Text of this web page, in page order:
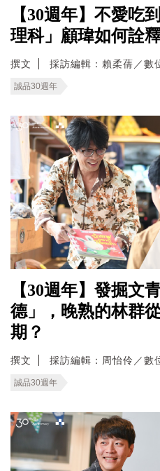
【30週年】不愛吃
理科」顧瑋如何詮
撰文 採訪編輯：賴柔蒨／數
誠品30週年
【30週年】發掘文
德」，晚熟的林群
期？
撰文 採訪編輯：周怡伶／數
誠品30週年